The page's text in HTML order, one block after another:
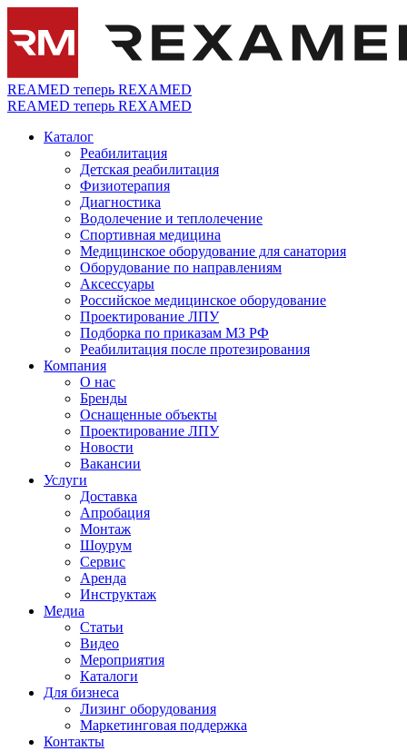
REAMED теперь REXAMED
REAMED теперь REXAMED
Каталог
Реабилитация
Детская реабилитация
Физиотерапия
Диагностика
Водолечение и теплолечение
Спортивная медицина
Медицинское оборудование для санатория
Оборудование по направлениям
Аксессуары
Российское медицинское оборудование
Проектирование ЛПУ
Подборка по приказам МЗ РФ
Реабилитация после протезирования
Компания
О нас
Бренды
Оснащенные объекты
Проектирование ЛПУ
Новости
Вакансии
Услуги
Доставка
Апробация
Монтаж
Шоурум
Сервис
Аренда
Инструктаж
Медиа
Статьи
Видео
Мероприятия
Каталоги
Для бизнеса
Лизинг оборудования
Маркетинговая поддержка
Контакты